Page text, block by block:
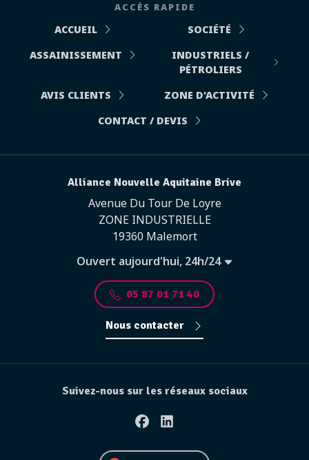
ACCÈS RAPIDE
ACCUEIL
SOCIÉTÉ
ASSAINISSEMENT
INDUSTRIELS /
PÉTROLIERS
AVIS CLIENTS
ZONE D'ACTIVITÉ
CONTACT / DEVIS
Alliance Nouvelle Aquitaine Brive
Avenue Du Tour De Loyre
ZONE INDUSTRIELLE
19360 Malemort
Ouvert aujourd'hui, 24h/24
05 87 01 71 40
Nous contacter
Suivez-nous sur les réseaux sociaux
FacebookLinkedin